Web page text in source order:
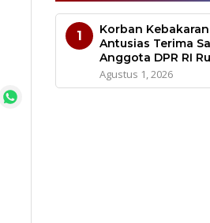
1
Korban
Antusias Terima
Anggota DPR RI
Agustus 1, 2026